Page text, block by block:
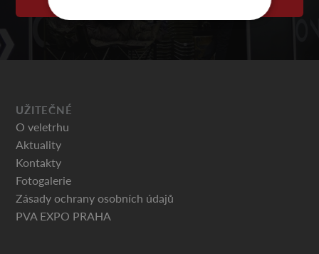
UŽITEČNÉ
O veletrhu
Aktuality
Kontakty
Fotogalerie
Zásady ochrany osobních údajů
PVA EXPO PRAHA